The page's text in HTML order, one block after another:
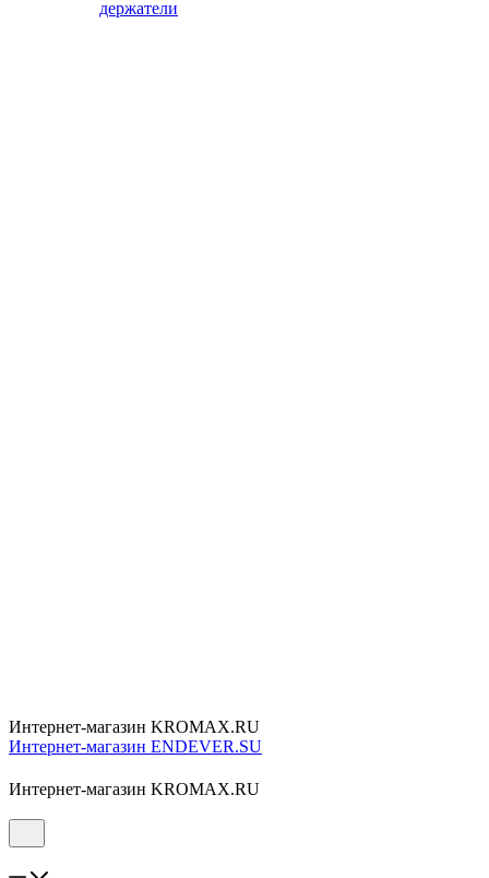
держатели
Интернет-магазин KROMAX.RU
Интернет-магазин ENDEVER.SU
Интернет-магазин KROMAX.RU